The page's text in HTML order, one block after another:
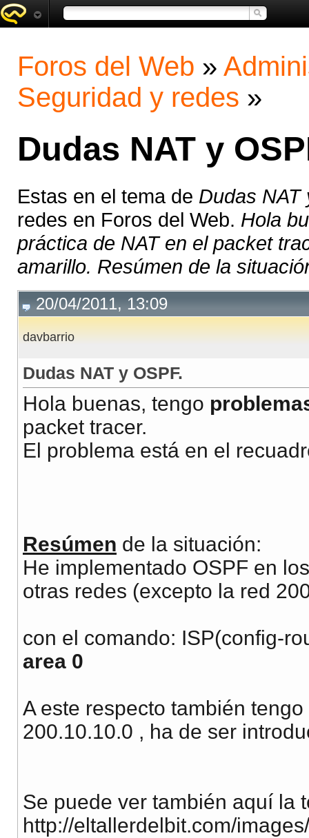
Foros del Web »
Seguridad y redes »
Dudas NAT y
Estas en el tema de Dudas NAT
redes en Foros del Web. Hola
práctica de NAT en el packet
amarillo. Resúmen de la
20/04/2011, 13:09
davbarrio
Dudas NAT y OSPF.
Hola buenas, tengo
packet tracer.
El problema está en el
Resúmen de la situación:
He implementado OSPF en
otras redes (excepto la red
con el comando: ISP(config-
area 0
A este respecto también
200.10.10.0 , ha de ser
Se puede ver también aquí la
http://eltallerdelbit.com/